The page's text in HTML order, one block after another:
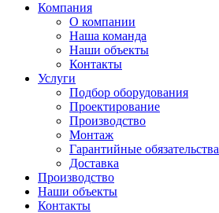
Компания
О компании
Наша команда
Наши объекты
Контакты
Услуги
Подбор оборудования
Проектирование
Производство
Монтаж
Гарантийные обязательства
Доставка
Производство
Наши объекты
Контакты